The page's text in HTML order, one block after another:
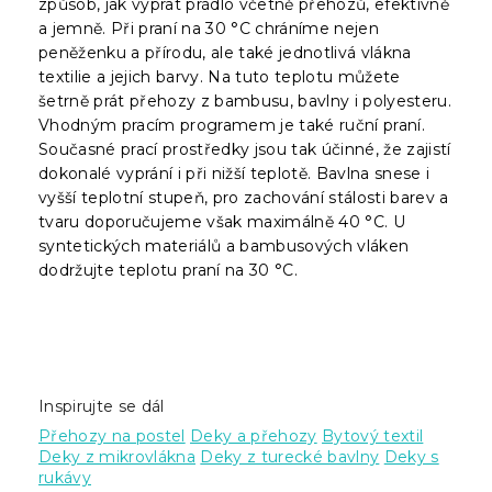
způsob, jak vyprat prádlo včetně přehozů, efektivně
a jemně. Při praní na 30 °C chráníme nejen
peněženku a přírodu, ale také jednotlivá vlákna
textilie a jejich barvy. Na tuto teplotu můžete
šetrně prát přehozy z bambusu, bavlny i polyesteru.
Vhodným pracím programem je také ruční praní.
Současné prací prostředky jsou tak účinné, že zajistí
dokonalé vyprání i při nižší teplotě. Bavlna snese i
vyšší teplotní stupeň, pro zachování stálosti barev a
tvaru doporučujeme však maximálně 40 °C. U
syntetických materiálů a bambusových vláken
dodržujte teplotu praní na 30 °C.
Inspirujte se dál
Přehozy na postel Deky a přehozy Bytový textil
Deky z mikrovlákna Deky z turecké bavlny Deky s
rukávy